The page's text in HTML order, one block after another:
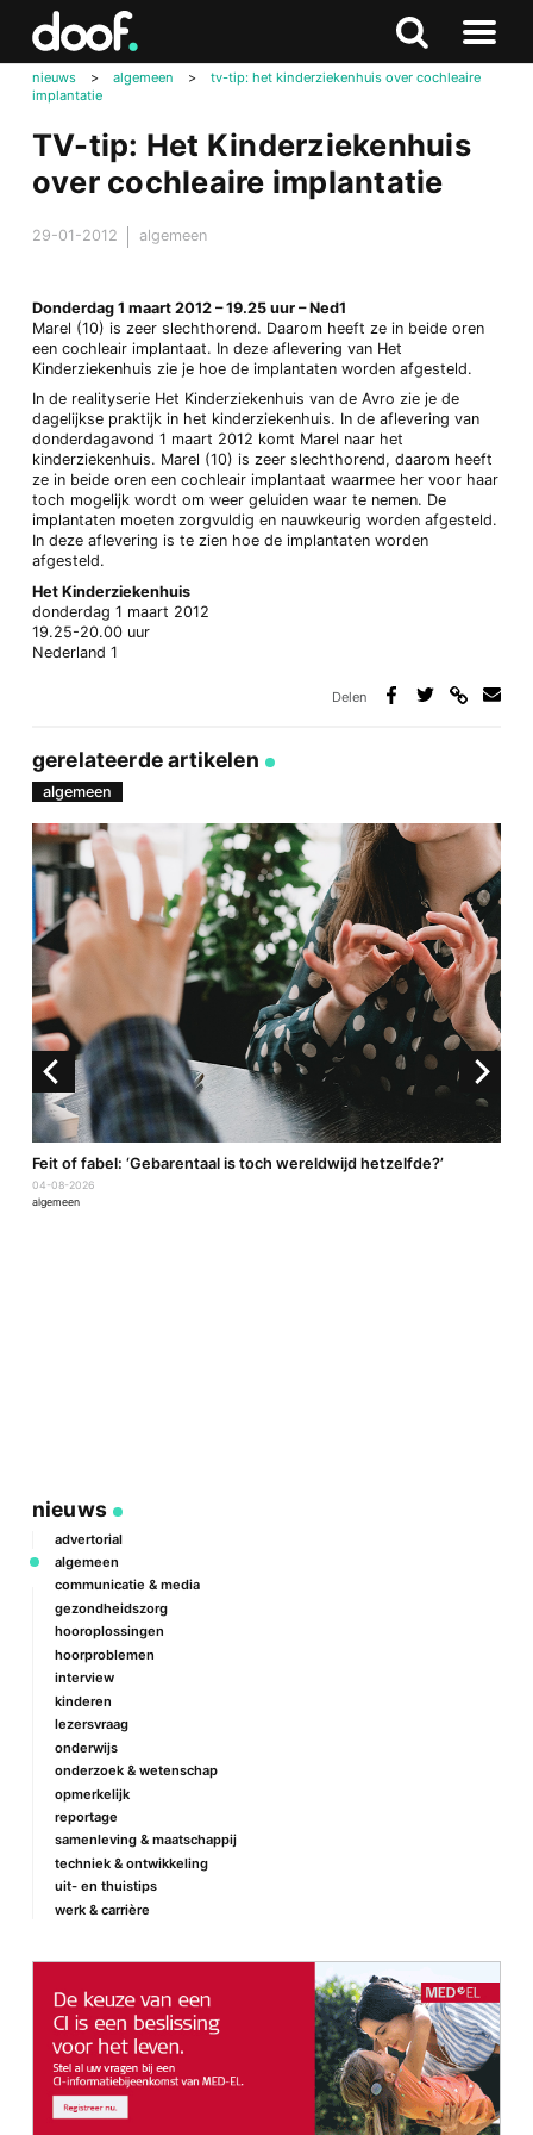
Zoeken
Naar
menu
nieuws > algemeen >
tv-tip: het kinderziekenhuis over cochleaire
implantatie
TV-tip: Het Kinderziekenhuis
over cochleaire implantatie
29-01-2012 algemeen
Donderdag 1 maart 2012 – 19.25 uur – Ned1
Marel (10) is zeer slechthorend. Daarom heeft ze in beide oren
een cochleair implantaat. In deze aflevering van Het
Kinderziekenhuis zie je hoe de implantaten worden afgesteld.
In de realityserie Het Kinderziekenhuis van de Avro zie je de
dagelijkse praktijk in het kinderziekenhuis. In de aflevering van
donderdagavond 1 maart 2012 komt Marel naar het
kinderziekenhuis. Marel (10) is zeer slechthorend, daarom heeft
ze in beide oren een cochleair implantaat waarmee her voor haar
toch mogelijk wordt om weer geluiden waar te nemen. De
implantaten moeten zorgvuldig en nauwkeurig worden afgesteld.
In deze aflevering is te zien hoe de implantaten worden
afgesteld.
Het Kinderziekenhuis
donderdag 1 maart 2012
19.25-20.00 uur
Nederland 1
Delen
gerelateerde artikelen
algemeen
Feit of fabel: ‘Gebarentaal is toch wereldwijd hetzelfde?’
04-08-2026
algemeen
nieuws
advertorial
algemeen
communicatie & media
gezondheidszorg
hooroplossingen
hoorproblemen
interview
kinderen
lezersvraag
onderwijs
onderzoek & wetenschap
opmerkelijk
reportage
samenleving & maatschappij
techniek & ontwikkeling
uit- en thuistips
werk & carrière
Doof.nl
Zoeken
naar